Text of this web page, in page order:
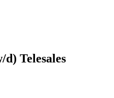
Telesales